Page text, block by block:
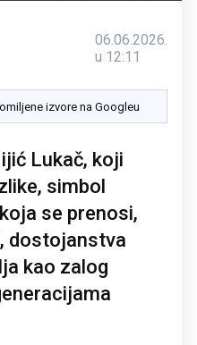
06.06.2026.
u 12:11
izvore na Googleu
Lukač, koji
simbol
se prenosi,
dostojanstva
kao zalog